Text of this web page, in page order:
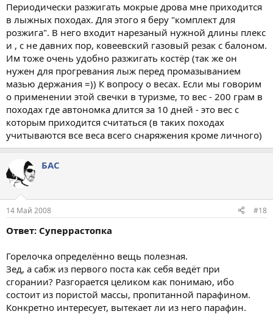
Периодически разжигать мокрые дрова мне приходится
в лыжных походах. Для этого я беру "комплект для
розжига". В него входит нарезаный нужной длины плекс
и , с не давних пор, ковеевский газовый резак с балоном.
Им тоже очень удобно разжигать костёр (так же он
нужен для прогревания лыж перед промазыванием
мазью держания =)) К вопросу о весах. Если мы говорим
о применении этой свечки в туризме, то вес - 200 грам в
походах где автономка длится за 10 дней - это вес с
которым приходится считаться (в таких походах
учитываются все веса всего снаряжения кроме личного)
БАС
14 Май 2008 #18
Ответ: Суперрастопка
Горелочка определённо вещь полезная.
Зед, а сабж из первого поста как себя ведёт при
сгорании? Разгорается целиком как понимаю, ибо
состоит из пористой массы, пропитанной парафином.
Конкретно интересует, вытекает ли из него парафин.